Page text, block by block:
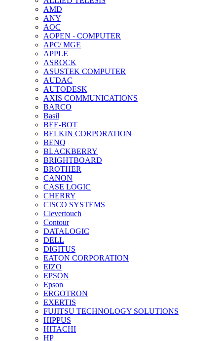
AMD
ANY
AOC
AOPEN - COMPUTER
APC/ MGE
APPLE
ASROCK
ASUSTEK COMPUTER
AUDAC
AUTODESK
AXIS COMMUNICATIONS
BARCO
Basil
BEE-BOT
BELKIN CORPORATION
BENQ
BLACKBERRY
BRIGHTBOARD
BROTHER
CANON
CASE LOGIC
CHERRY
CISCO SYSTEMS
Clevertouch
Contour
DATALOGIC
DELL
DIGITUS
EATON CORPORATION
EIZO
EPSON
Epson
ERGOTRON
EXERTIS
FUJITSU TECHNOLOGY SOLUTIONS
HIPPUS
HITACHI
HP